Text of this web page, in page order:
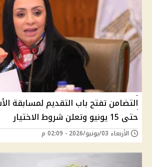
حتى 15 يونيو وتعلن شروط الاختيار
الأربعاء 03/يونيو/2026 - 02:09 م